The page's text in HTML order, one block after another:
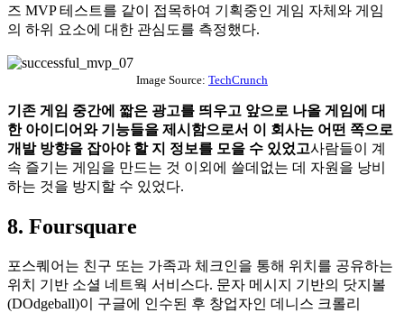
즈 MVP 테스트를 같이 접목하여 기획중인 게임 자체와 게임
의 하위 요소에 대한 관심도를 측정했다.
Image Source: TechCrunch
기존 게임 중간에 짧은 광고를 띄우고 앞으로 나올 게임에 대
한 아이디어와 기능들을 제시함으로서 이 회사는 어떤 쪽으로
개발 방향을 잡아야 할 지 정보를 모을 수 있었고사람들이 계
속 즐기는 게임을 만드는 것 이외에 쓸데없는 데 자원을 낭비
하는 것을 방지할 수 있었다.
8. Foursquare
포스퀘어는 친구 또는 가족과 체크인을 통해 위치를 공유하는
위치 기반 소셜 네트웍 서비스다. 문자 메시지 기반의 닷지볼
(DOdgeball)이 구글에 인수된 후 창업자인 데니스 크롤리